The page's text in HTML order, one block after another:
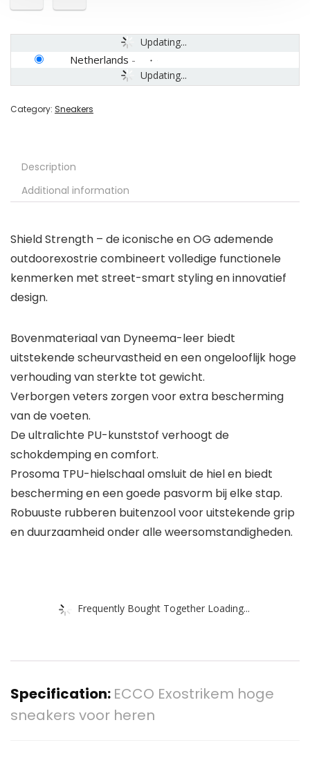
Updating...
Updating...
Netherlands -
Category: Sneakers
Description
Additional information
Shield Strength – de iconische en OG ademende
outdoorexostrie combineert volledige functionele
kenmerken met street-smart styling en innovatief
design.
Bovenmateriaal van Dyneema-leer biedt
uitstekende scheurvastheid en een ongelooflijk hoge
verhouding van sterkte tot gewicht.
Verborgen veters zorgen voor extra bescherming
van de voeten.
De ultralichte PU-kunststof verhoogt de
schokdemping en comfort.
Prosoma TPU-hielschaal omsluit de hiel en biedt
bescherming en een goede pasvorm bij elke stap.
Robuuste rubberen buitenzool voor uitstekende grip
en duurzaamheid onder alle weersomstandigheden.
Frequently Bought Together Loading...
Specification: ECCO Exostrikem hoge
sneakers voor heren